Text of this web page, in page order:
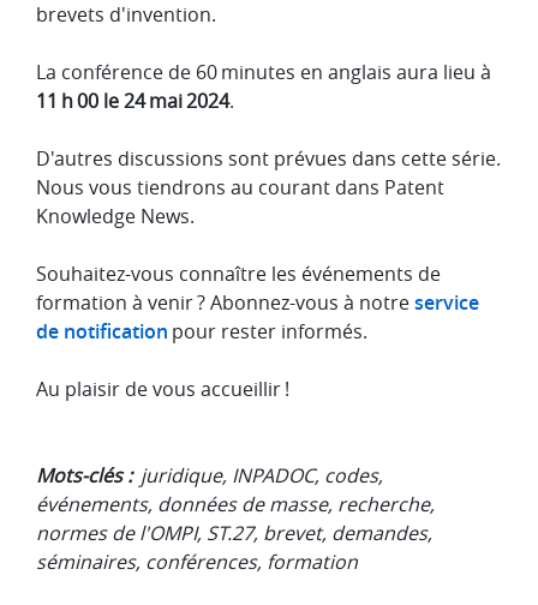
brevets d'invention.
La conférence de 60 minutes en anglais aura lieu à
11 h 00 le 24 mai 2024.
D'autres discussions sont prévues dans cette série.
Nous vous tiendrons au courant dans Patent
Knowledge News.
Souhaitez-vous connaître les événements de
formation à venir ? Abonnez-vous à notreservice
de notification pour rester informés.
Au plaisir de vous accueillir !
Mots-clés :juridique, INPADOC, codes,
événements, données de masse, recherche,
normes de l'OMPI, ST.27, brevet, demandes,
séminaires, conférences, formation